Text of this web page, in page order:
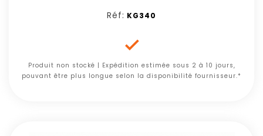
Réf: KG340

Produit non stocké | Expédition estimée sous 2 à 10 jours,
pouvant être plus longue selon la disponibilité fournisseur.*